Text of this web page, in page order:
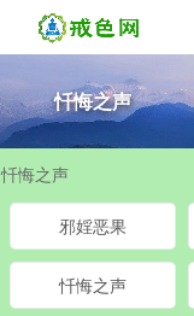
忏悔之声
忏悔之声
邪婬恶果
忏悔之声